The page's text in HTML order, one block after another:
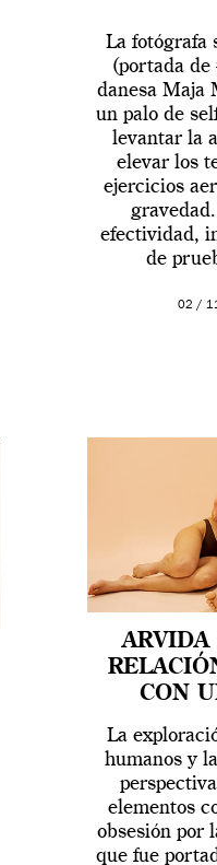
La fotógrafa
(portada
danesa Maja
un palo de
levantar la
elevar los
ejercicios
efectividad,
de
02 /
ARVIDA
CON
La
humanos y
elementos
obsesión por
que fue